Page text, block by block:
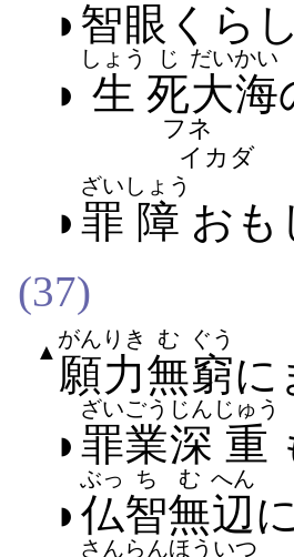
◗ 智眼 くら
◗ 生
しょう
死
じ
大海
だいかい
フネ
イカダ
◗ 罪
ざい
障
しょう
おも
(37)
▲ 願力
がんりき
無
む
窮
ぐう
に​
◗ 罪業
ざいごう
深
じん
重
じゅう
◗ 仏
ぶっ
智
ち
無
む
辺
へん
さんらんほういつ